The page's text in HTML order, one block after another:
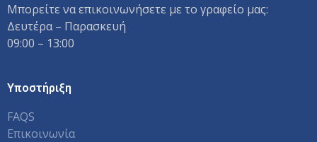
Μπορείτε να επικοινωνήσετε με το γραφείο μας:
Δευτέρα – Παρασκευή
09:00 – 13:00
Υποστήριξη
FAQS
Επικοινωνία